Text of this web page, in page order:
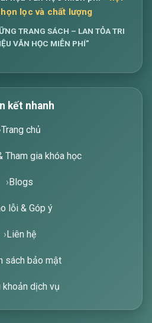
lọc và chất lượng
TRANG SÁCH – LAN TỎA TRI
VĂN HỌC MIỄN PHÍ”
kết nhanh
Trang chủ
Tham gia khóa học
Blogs
lỗi & Góp ý
Liên hệ
sách bảo mật
khoản dịch vụ